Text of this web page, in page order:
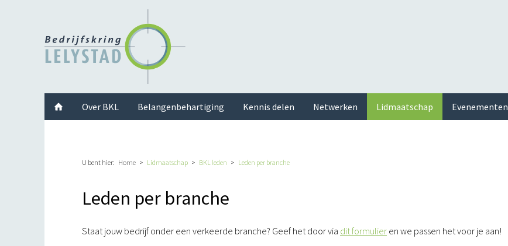
Twitter InstagramLinkedInYoutube
U bent hier: Home Lidmaatschap BKL leden Leden per branche
Leden per branche
Staat jouw bedrijf onder een verkeerde branche? Geef het door via dit formulier en we passen het voor je aan!
Over BKL Belangenbehartiging Kennis delen Netwerken Lidmaatschap Evenementen